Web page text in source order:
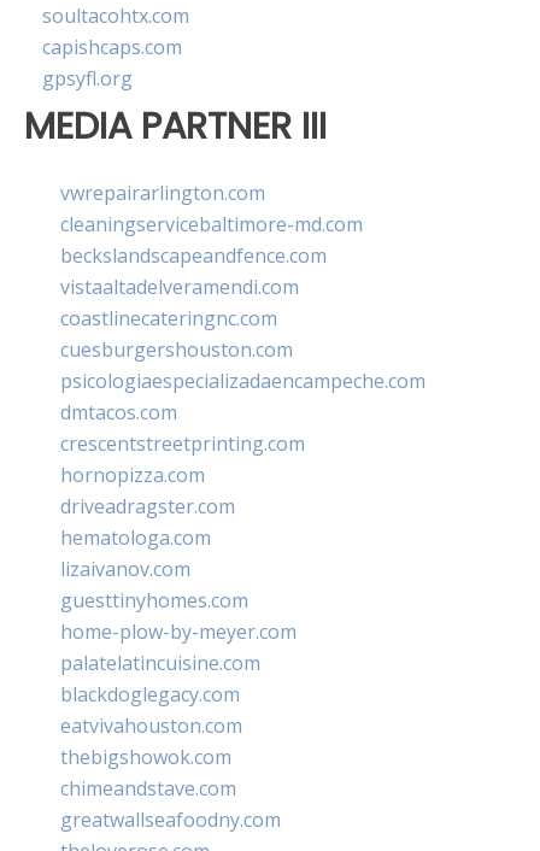
soultacohtx.com
capishcaps.com
gpsyfl.org
MEDIA PARTNER III
vwrepairarlington.com
cleaningservicebaltimore-md.com
beckslandscapeandfence.com
vistaaltadelveramendi.com
coastlinecateringnc.com
cuesburgershouston.com
psicologiaespecializadaencampeche.com
dmtacos.com
crescentstreetprinting.com
hornopizza.com
driveadragster.com
hematologa.com
lizaivanov.com
guesttinyhomes.com
home-plow-by-meyer.com
palatelatincuisine.com
blackdoglegacy.com
eatvivahouston.com
thebigshowok.com
chimeandstave.com
greatwallseafoodny.com